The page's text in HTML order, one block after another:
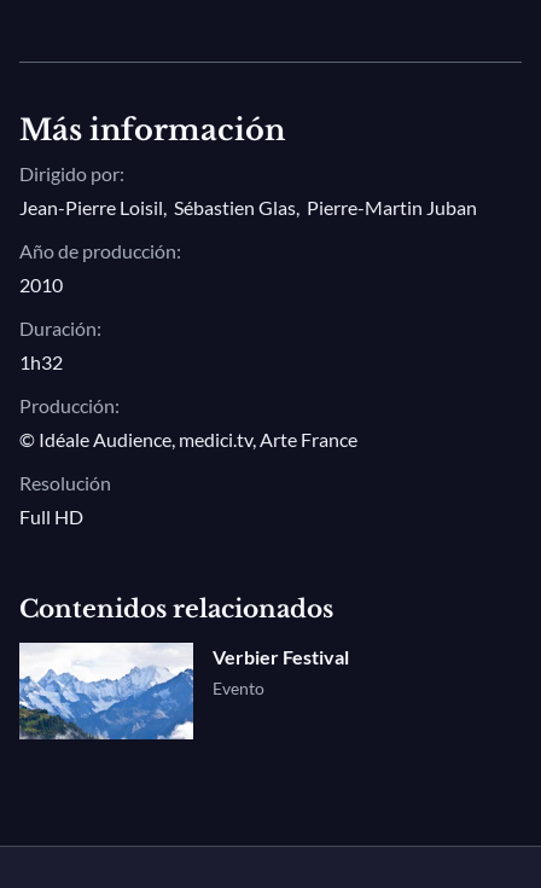
Más información
Dirigido por:
Jean-Pierre Loisil, Sébastien Glas, Pierre-Martin Juban
Año de producción:
2010
Duración:
1h32
Producción:
© Idéale Audience, medici.tv, Arte France
Resolución
Full HD
Contenidos relacionados
Verbier Festival
Evento